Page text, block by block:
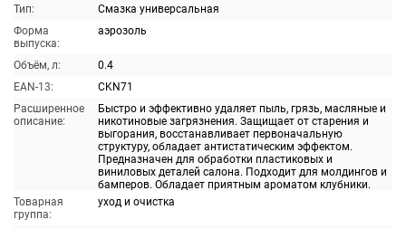
Тип:
Смазка универсальная
Форма
выпуска:
аэрозоль
Объём, л:
0.4
EAN-13:
CKN71
Расширенное
описание:
Быстро и эффективно удаляет пыль, грязь, масляные и
никотиновые загрязнения. Защищает от старения и
выгорания, восстанавливает первоначальную
структуру, обладает антистатическим эффектом.
Предназначен для обработки пластиковых и
виниловых деталей салона. Подходит для молдингов и
бамперов. Обладает приятным ароматом клубники.
Товарная
группа:
уход и очистка